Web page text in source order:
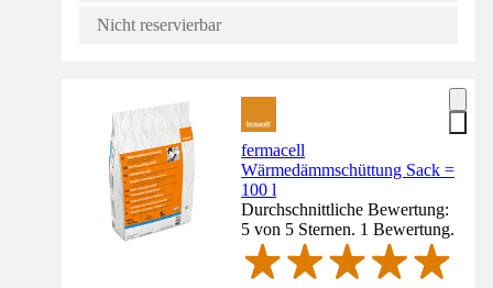
Nicht reservierbar
fermacell
Wärmedämmschüttung Sack =
100 l
Durchschnittliche Bewertung:
5 von 5 Sternen. 1 Bewertung.